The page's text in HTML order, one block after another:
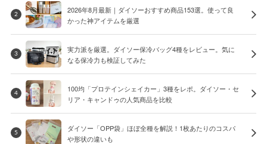
2
2026年8月最新｜ダイソーおすすめ商品153選。使って良
かった神アイテムを厳選
3
実力派を厳選。ダイソー保冷バッグ4種をレビュー。気に
なる保冷力も検証してみた
4
100均「プロテインシェイカー」3種をレポ。ダイソー・セ
リア・キャンドゥの人気商品を比較
5
ダイソー「OPP袋」ほぼ全種を解説！1枚あたりのコスパ
や形状の違いも